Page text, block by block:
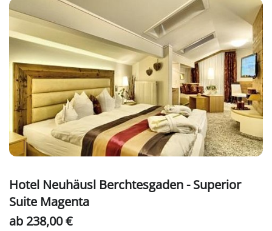
Hotel Neuhäusl Berchtesgaden - Superior
Suite Magenta
ab 238,00 €